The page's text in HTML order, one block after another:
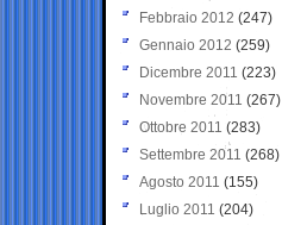
Febbraio 2012 (247)
Gennaio 2012 (259)
Dicembre 2011 (223)
Novembre 2011 (267)
Ottobre 2011 (283)
Settembre 2011 (268)
Agosto 2011 (155)
Luglio 2011 (204)